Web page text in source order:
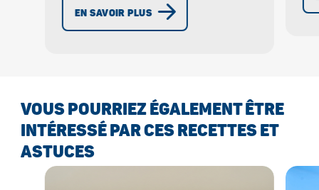
conservation optimale. Purée,
cru, blanchi ✓
EN SAVOIR PLUS
VOUS POURRIEZ ÉGALEMENT ÊTRE
INTÉRESSÉ PAR CES RECETTES ET
ASTUCES